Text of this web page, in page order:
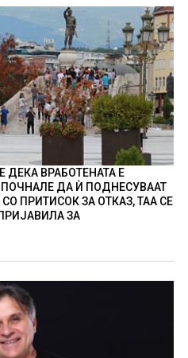
ВРАБОТЕНАТА Е
ДА Ѝ ПОДНЕСУВААТ
ПРИТИСОК ЗА ОТКАЗ, ТАА СЕ
ЗА